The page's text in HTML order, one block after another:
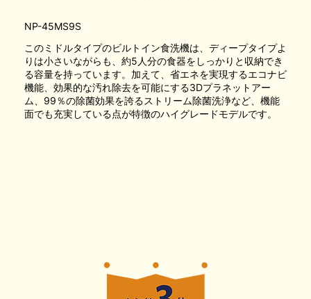
このミドルタイプのビルトイン食洗機は、ディープタイプよ
りは小さいながらも、約5人分の食器をしっかりと収納でき
る容量を持っています。加えて、省エネを実現するエコナビ
機能、効果的な汚れ除去を可能にする3Dプラネットアー
ム、99％の除菌効果を誇るストリーム除菌洗浄など、機能
面でも充実している点が特徴のハイグレードモデルです。
NP-45MS9S